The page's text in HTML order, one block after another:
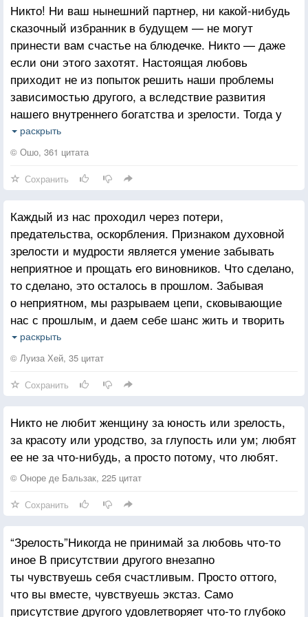
Никто! Ни ваш нынешний партнер, ни какой-нибудь
сказочный избранник в будущем — не могут
принести вам счастье на блюдечке. Никто — даже
если они этого захотят. Настоящая любовь
приходит не из попыток решить наши проблемы
зависимостью другого, а вследствие развития
нашего внутреннего богатства и зрелости. Тогда у
нас будет столько любви, чтобы отдать, что мы
естественным образом привлечем к себе наших
раскрыть
© Ошо, 361 цитата
Сохранить
Каждый из нас проходил через потери,
предательства, оскорбления. Признаком духовной
зрелости и мудрости является умение забывать
неприятное и прощать его виновников. Что сделано,
то сделано, это осталось в прошлом. Забывая
о неприятном, мы разрываем цепи, сковывающие
нас с прошлым, и даем себе шанс жить и творить
свой мир в настоящем. До тех пор, пока
мы не научимся прощать, прошлое не отпустит нас
благополучными.
раскрыть
© Луиза Хей, 35 цитат
Сохранить
Никто не любит женщину за юность или зрелость,
за красоту или уродство, за глупость или ум; любят
ее не за что-нибудь, а просто потому, что любят.
© Оноре де Бальзак, 225 цитат
Сохранить
“Зрелость”Никогда не принимай за любовь что-то
иное В присутствии другого внезапно
ты чувствуешь себя счастливым. Просто оттого,
что вы вместе, чувствуешь экстаз. Само
присутствие другого удовлетворяет что-то глубоко